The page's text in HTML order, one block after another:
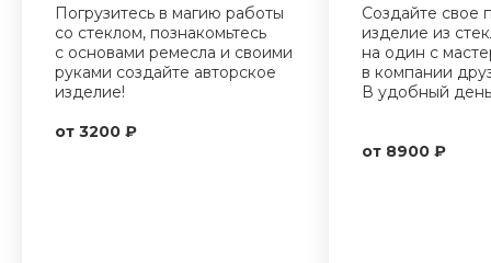
Погрузитесь в магию работы
со стеклом, познакомьтесь
с основами ремесла и своими
руками создайте авторское
изделие!
от 3200 ₽
Создайте свое
изделие из
на один с
в компании
В удобный
от 8900 ₽